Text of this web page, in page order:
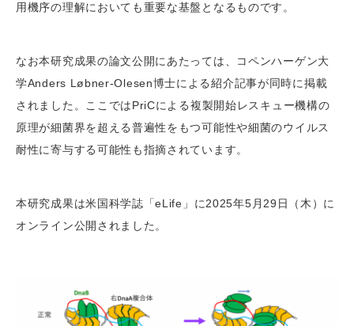
用機序の理解においても重要な基盤となるものです。
なお本研究成果の論文公開にあたっては、コペンハーゲン大
学Anders Løbner-Olesen博士による紹介記事が同時に掲載
されました。ここではPriCによる複製開始レスキュー機構の
原理が細菌界を超える普遍性をもつ可能性や細菌のウイルス
耐性に寄与する可能性も指摘されています。
本研究成果は米国科学誌「eLife」に2025年5月29日（木）に
オンライン公開されました。